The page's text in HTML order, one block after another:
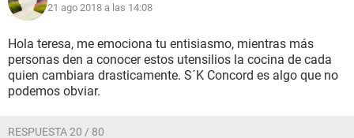
21 ago 2018 a las 14:08
Hola teresa, me emociona tu entisiasmo, mientras más
personas den a conocer estos utensilios la cocina de cada
quien cambiara drasticamente. S´K Concord es algo que no
podemos obviar.
RESPUESTA 20 / 80